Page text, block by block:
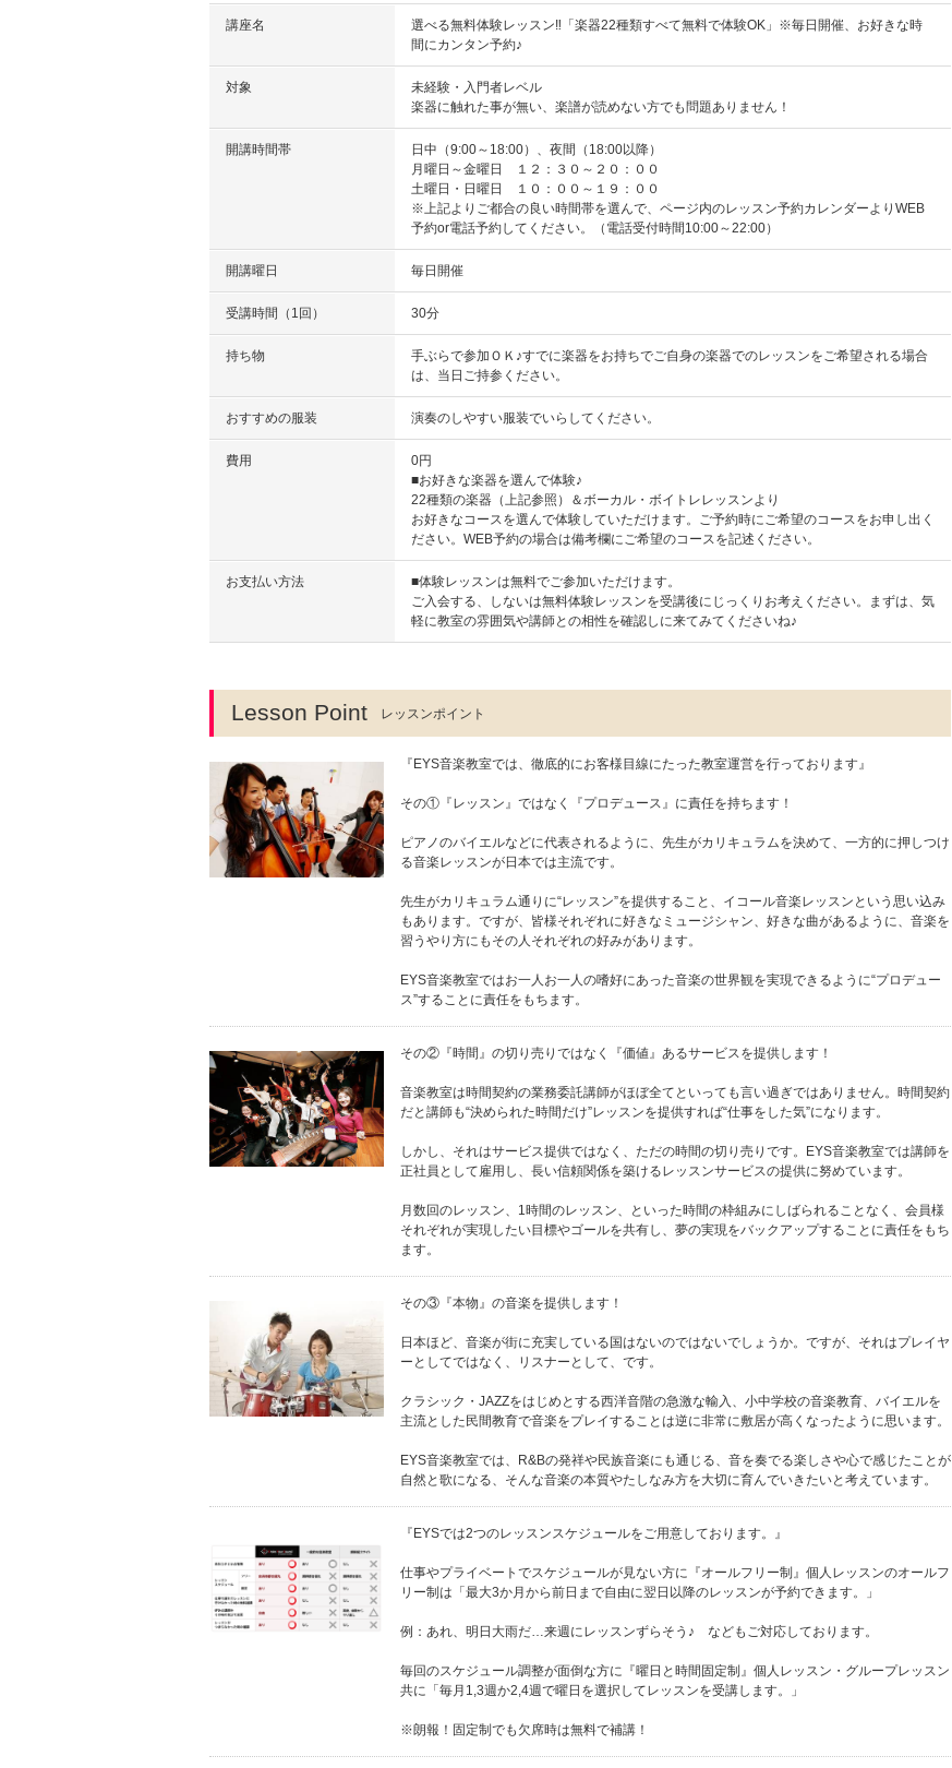
講座名
選べる無料体験レッスン‼「楽器22種類すべて無料で体験OK」※毎日開催、お好きな時
間にカンタン予約♪
対象
未経験・入門者レベル
楽器に触れた事が無い、楽譜が読めない方でも問題ありません！
開講時間帯
日中（9:00～18:00）、夜間（18:00以降）
月曜日～金曜日 １２：３０～２０：００
土曜日・日曜日 １０：００～１９：００
※上記よりご都合の良い時間帯を選んで、ページ内のレッスン予約カレンダーよりWEB
予約or電話予約してください。（電話受付時間10:00～22:00）
開講曜日 毎日開催
受講時間（1回） 30分
持ち物
手ぶらで参加ＯＫ♪すでに楽器をお持ちでご自身の楽器でのレッスンをご希望される場合
は、当日ご持参ください。
おすすめの服装 演奏のしやすい服装でいらしてください。
費用
0円
■お好きな楽器を選んで体験♪
22種類の楽器（上記参照）＆ボーカル・ボイトレレッスンより
お好きなコースを選んで体験していただけます。ご予約時にご希望のコースをお申し出く
ださい。WEB予約の場合は備考欄にご希望のコースを記述ください。
お支払い方法
■体験レッスンは無料でご参加いただけます。
ご入会する、しないは無料体験レッスンを受講後にじっくりお考えください。まずは、気
軽に教室の雰囲気や講師との相性を確認しに来てみてくださいね♪
Lesson Point レッスンポイント
『EYS音楽教室では、徹底的にお客様目線にたった教室運営を行っております』
その①『レッスン』ではなく『プロデュース』に責任を持ちます！
ピアノのバイエルなどに代表されるように、先生がカリキュラムを決めて、一方的に押しつけ
る音楽レッスンが日本では主流です。
先生がカリキュラム通りに“レッスン”を提供すること、イコール音楽レッスンという思い込み
もあります。ですが、皆様それぞれに好きなミュージシャン、好きな曲があるように、音楽を
習うやり方にもその人それぞれの好みがあります。
EYS音楽教室ではお一人お一人の嗜好にあった音楽の世界観を実現できるように“プロデュー
ス”することに責任をもちます。
その②『時間』の切り売りではなく『価値』あるサービスを提供します！
音楽教室は時間契約の業務委託講師がほぼ全てといっても言い過ぎではありません。時間契約
だと講師も“決められた時間だけ”レッスンを提供すれば“仕事をした気”になります。
しかし、それはサービス提供ではなく、ただの時間の切り売りです。EYS音楽教室では講師を
正社員として雇用し、長い信頼関係を築けるレッスンサービスの提供に努めています。
月数回のレッスン、1時間のレッスン、といった時間の枠組みにしばられることなく、会員様
それぞれが実現したい目標やゴールを共有し、夢の実現をバックアップすることに責任をもち
ます。
その③『本物』の音楽を提供します！
日本ほど、音楽が街に充実している国はないのではないでしょうか。ですが、それはプレイヤ
ーとしてではなく、リスナーとして、です。
クラシック・JAZZをはじめとする西洋音階の急激な輸入、小中学校の音楽教育、バイエルを
主流とした民間教育で音楽をプレイすることは逆に非常に敷居が高くなったように思います。
EYS音楽教室では、R&Bの発祥や民族音楽にも通じる、音を奏でる楽しさや心で感じたことが
自然と歌になる、そんな音楽の本質やたしなみ方を大切に育んでいきたいと考えています。
『EYSでは2つのレッスンスケジュールをご用意しております。』
仕事やプライベートでスケジュールが見ない方に『オールフリー制』個人レッスンのオールフ
リー制は「最大3か月から前日まで自由に翌日以降のレッスンが予約できます。」
例：あれ、明日大雨だ…来週にレッスンずらそう♪ などもご対応しております。
毎回のスケジュール調整が面倒な方に『曜日と時間固定制』個人レッスン・グループレッスン
共に「毎月1,3週か2,4週で曜日を選択してレッスンを受講します。」
※朗報！固定制でも欠席時は無料で補講！